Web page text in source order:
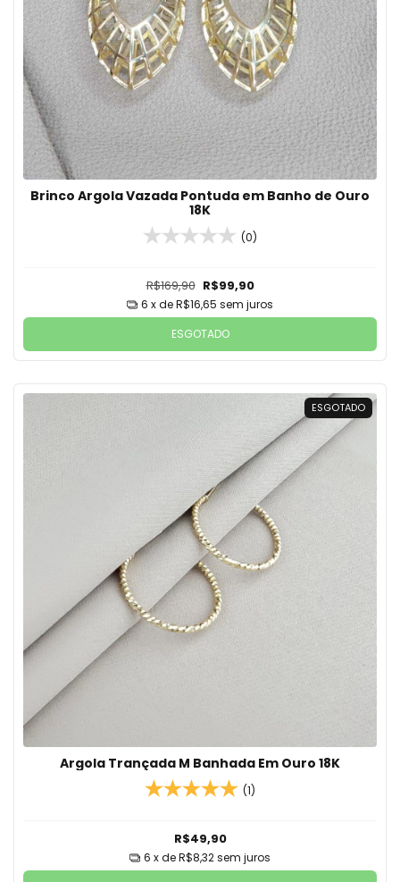
Brinco Argola Vazada Pontuda em Banho de Ouro
18K
(0)
R$169,90 R$99,90
6 x deR$16,65 sem juros
ESGOTADO
ESGOTADO
Argola Trançada M Banhada Em Ouro 18K
(1)
R$49,90
6 x deR$8,32sem juros